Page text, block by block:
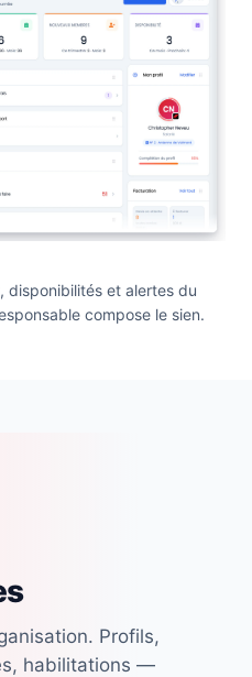
disponibilités et alertes du
compose le sien.
Profils,
habilitations —